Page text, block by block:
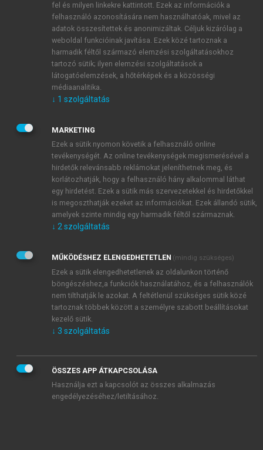
1 óra díjmentes hozzáférés
E-MAIL-CÍM
JELSZÓ
JELSZÓ ÚJRA
Kérek értesítést a MeRSZ újdonságairól, akcióiról.
Kérek értesítést az Akadémiai Kiadó Zrt. újdonságairól,
Adatkezelési tájékoztatóbanfoglaltakat tudomásul
veszem és elfogadom.
Általános vásárlási feltételeket, valamint a szotar.netés a
mersz.huoldalak licencszerződéseiben foglaltakat
tudomásul veszem és elfogadom.
KIPRÓBÁLOM
fel és milyen linkekre kattintott. Ezek az információk a
felhasználó azonosítására nem használhatóak, mivel az
adatok összesítettek és anonimizáltak. Céljuk kizárólag a
weboldal funkcióinak javítása. Ezek közé tartoznak a
harmadik féltől származó elemzési szolgáltatásokhoz
tartozó sütik; ilyen elemzési szolgáltatások a
látogatóelemzések, a hőtérképek és a közösségi
médiaanalitika.
↓ 1 szolgáltatás
MARKETING
Ezek a sütik nyomon követik a felhasználó online
tevékenységét. Az online tevékenységek megismerésével a
hirdetők relevánsabb reklámokat jeleníthetnek meg, és
korlátozhatják, hogy a felhasználó hány alkalommal láthat
egy hirdetést. Ezek a sütik más szervezetekkel és hirdetőkkel
is megoszthatják ezeket az információkat. Ezek állandó sütik,
amelyek szinte mindig egy harmadik féltől származnak.
↓ 2 szolgáltatás
MŰKÖDÉSHEZ ELENGEDHETETLEN (mindig szükséges)
Ezek a sütik elengedhetetlenek az oldalunkon történő
böngészéshez,a funkciók használatához, és a felhasználók
nem tilthatják le azokat. A feltétlenül szükséges sütik közé
tartoznak többek között a személyre szabott beállításokat
kezelő sütik.
↓ 3 szolgáltatás
ÖSSZES APP ÁTKAPCSOLÁSA
Használja ezt a kapcsolót az összes alkalmazás
engedélyezéséhez/letiltásához.